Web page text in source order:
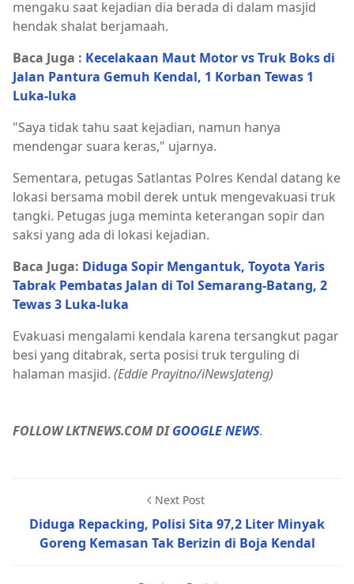
mengaku saat kejadian dia berada di dalam masjid
hendak shalat berjamaah.
Baca Juga : Kecelakaan Maut Motor vs Truk Boks di
Jalan Pantura Gemuh Kendal, 1 Korban Tewas 1
Luka-luka
"Saya tidak tahu saat kejadian, namun hanya
mendengar suara keras," ujarnya.
Sementara, petugas Satlantas Polres Kendal datang ke
lokasi bersama mobil derek untuk mengevakuasi truk
tangki. Petugas juga meminta keterangan sopir dan
saksi yang ada di lokasi kejadian.
Baca Juga: Diduga Sopir Mengantuk, Toyota Yaris
Tabrak Pembatas Jalan di Tol Semarang-Batang, 2
Tewas 3 Luka-luka
Evakuasi mengalami kendala karena tersangkut pagar
besi yang ditabrak, serta posisi truk terguling di
halaman masjid. (Eddie Prayitno/iNewsJateng)
FOLLOW LKTNEWS.COM DIGOOGLE NEWS.
Next Post
Diduga Repacking, Polisi Sita 97,2 Liter Minyak
Goreng Kemasan Tak Berizin di Boja Kendal